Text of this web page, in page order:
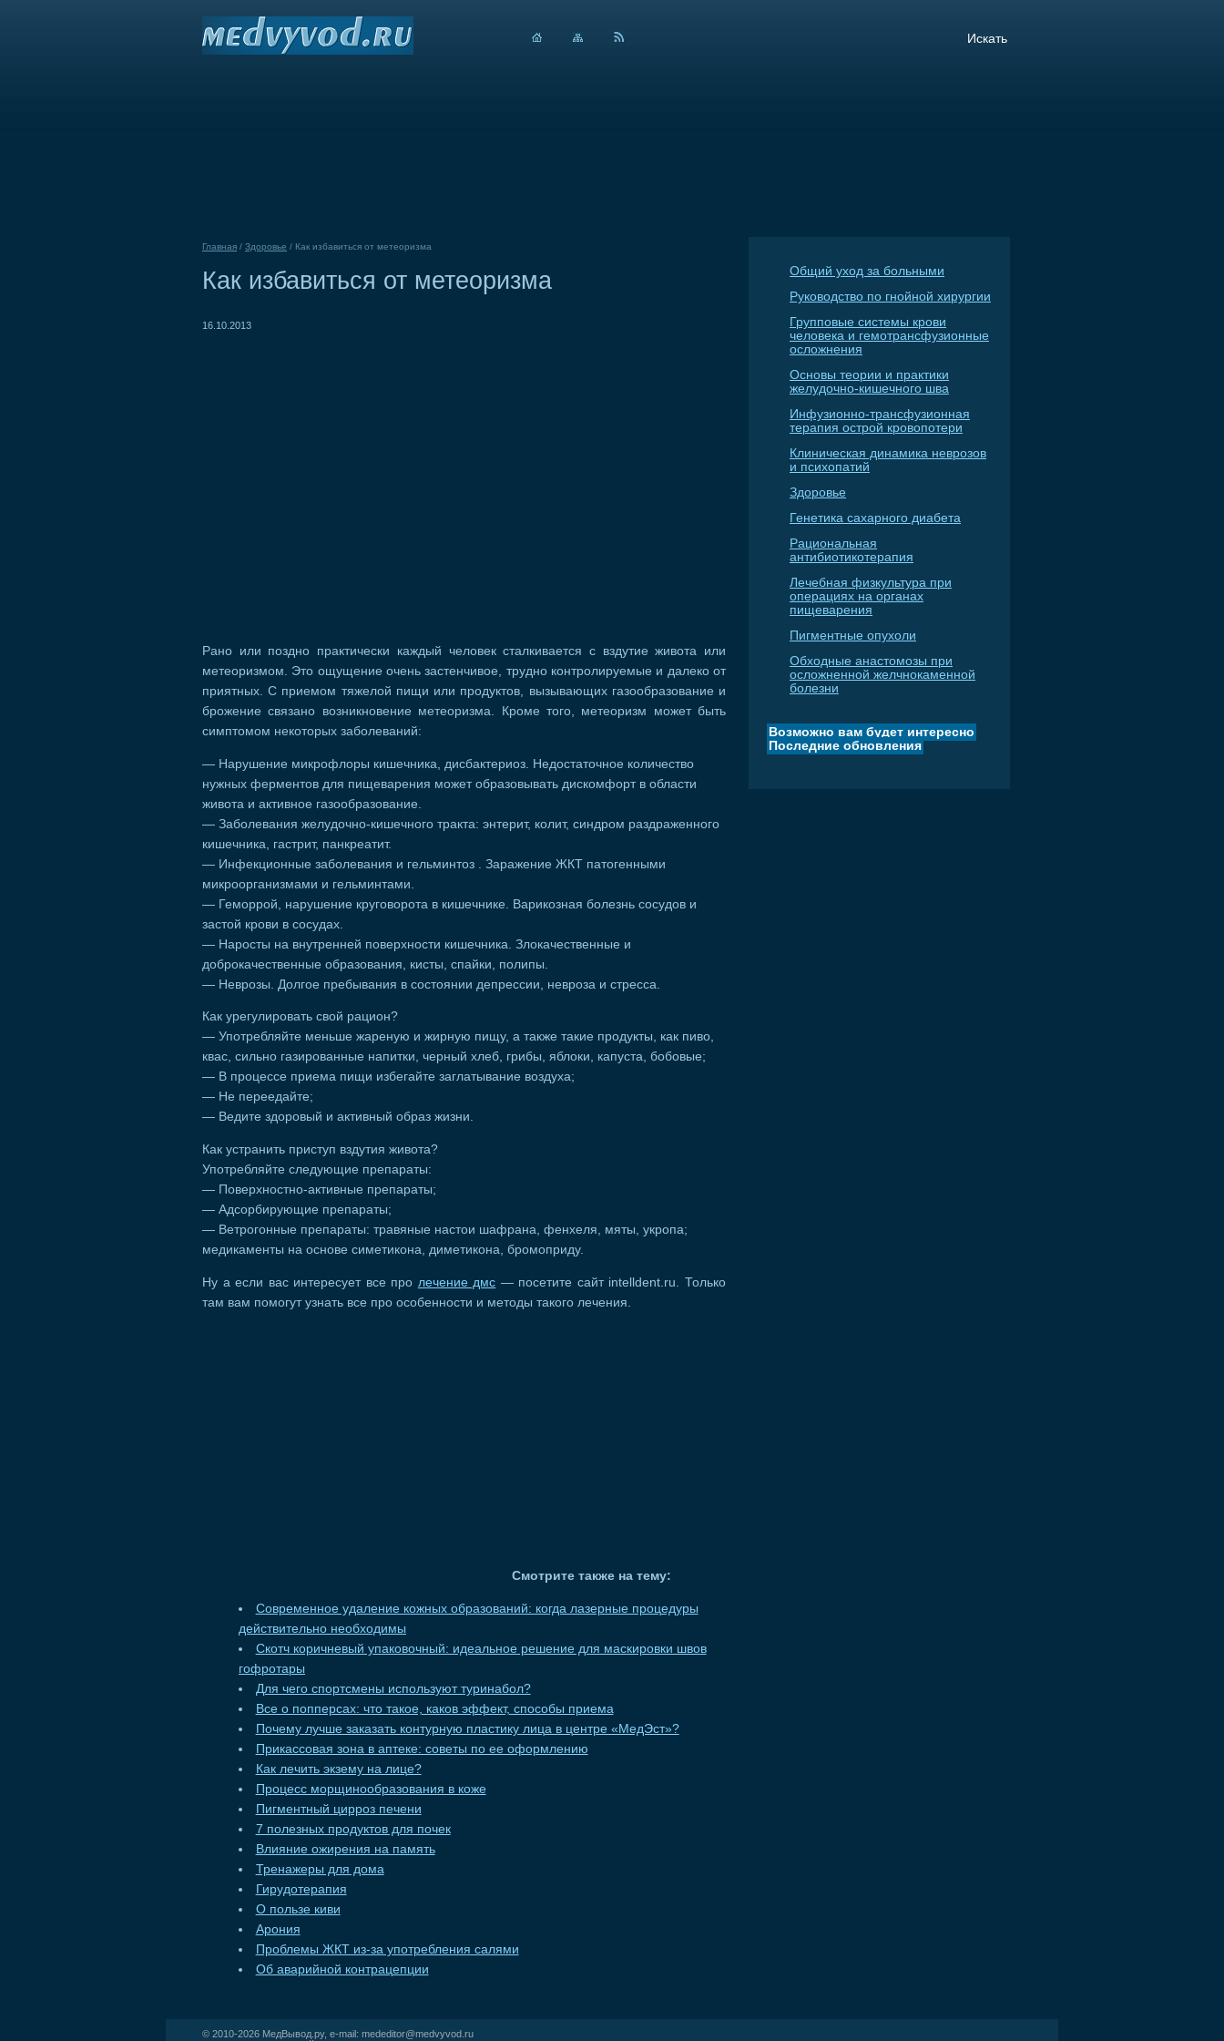
Главная / Здоровье / Как избавиться от метеоризма
Как избавиться от метеоризма
16.10.2013
Рано или поздно практически каждый человек сталкивается с вздутие живота или
метеоризмом. Это ощущение очень застенчивое, трудно контролируемые и далеко от
приятных. С приемом тяжелой пищи или продуктов, вызывающих газообразование и
брожение связано возникновение метеоризма. Кроме того, метеоризм может быть
симптомом некоторых заболеваний:
— Нарушение микрофлоры кишечника, дисбактериоз. Недостаточное количество
нужных ферментов для пищеварения может образовывать дискомфорт в области
живота и активное газообразование.
— Заболевания желудочно-кишечного тракта: энтерит, колит, синдром раздраженного
кишечника, гастрит, панкреатит.
— Инфекционные заболевания и гельминтоз . Заражение ЖКТ патогенными
микроорганизмами и гельминтами.
— Геморрой, нарушение круговорота в кишечнике. Варикозная болезнь сосудов и
застой крови в сосудах.
— Наросты на внутренней поверхности кишечника. Злокачественные и
доброкачественные образования, кисты, спайки, полипы.
— Неврозы. Долгое пребывания в состоянии депрессии, невроза и стресса.
Как урегулировать свой рацион?
— Употребляйте меньше жареную и жирную пищу, а также такие продукты, как пиво,
квас, сильно газированные напитки, черный хлеб, грибы, яблоки, капуста, бобовые;
— В процессе приема пищи избегайте заглатывание воздуха;
— Не переедайте;
— Ведите здоровый и активный образ жизни.
Как устранить приступ вздутия живота?
Употребляйте следующие препараты:
— Поверхностно-активные препараты;
— Адсорбирующие препараты;
— Ветрогонные препараты: травяные настои шафрана, фенхеля, мяты, укропа;
медикаменты на основе симетикона, диметикона, бромоприду.
Ну а если вас интересует все про лечение дмс — посетите сайт intelldent.ru. Только
там вам помогут узнать все про особенности и методы такого лечения.
Смотрите также на тему:
Современное удаление кожных образований: когда лазерные процедуры
действительно необходимы
Скотч коричневый упаковочный: идеальное решение для маскировки швов
гофротары
Для чего спортсмены используют туринабол?
Все о попперсах: что такое, каков эффект, способы приема
Почему лучше заказать контурную пластику лица в центре «МедЭст»?
Прикассовая зона в аптеке: советы по ее оформлению
Как лечить экзему на лице?
Процесс морщинообразования в коже
Пигментный цирроз печени
7 полезных продуктов для почек
Влияние ожирения на память
Тренажеры для дома
Гирудотерапия
О пользе киви
Арония
Проблемы ЖКТ из-за употребления салями
Об аварийной контрацепции
Общий уход за больными
Руководство по гнойной хирургии
Групповые системы крови
человека и гемотрансфузионные
осложнения
Основы теории и практики
желудочно-кишечного шва
Инфузионно-трансфузионная
терапия острой кровопотери
Клиническая динамика неврозов
и психопатий
Здоровье
Генетика сахарного диабета
Рациональная
антибиотикотерапия
Лечебная физкультура при
операциях на органах
пищеварения
Пигментные опухоли
Обходные анастомозы при
осложненной желчнокаменной
болезни
Возможно вам будет интересно
Последние обновления
© 2010-2026 МедВывод.ру, e-mail: mededitor@medvyvod.ru